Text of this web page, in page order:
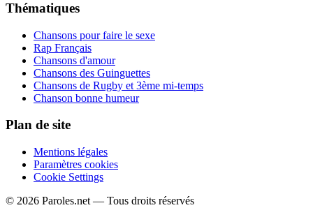
Thématiques
Chansons pour faire le sexe
Rap Français
Chansons d'amour
Chansons des Guinguettes
Chansons de Rugby et 3ème mi-temps
Chanson bonne humeur
Plan de site
Mentions légales
Paramètres cookies
Cookie Settings
© 2026 Paroles.net — Tous droits réservés